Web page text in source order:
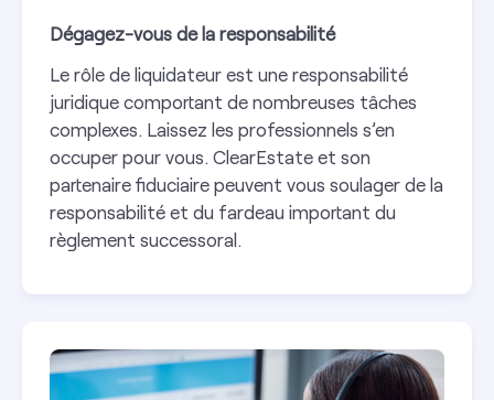
Dégagez-vous de la responsabilité
Le rôle de liquidateur est une responsabilité
juridique comportant de nombreuses tâches
complexes. Laissez les professionnels s’en
occuper pour vous. ClearEstate et son
partenaire fiduciaire peuvent vous soulager de la
responsabilité et du fardeau important du
règlement successoral.